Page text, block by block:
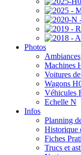
Photos
Ambiances
Machines
Voitures
Wagons
Véhicules
Echelle N
Infos
Planning
Historique
Fiches
Trucs et